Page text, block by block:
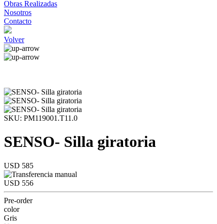
Obras Realizadas
Nosotros
Contacto
Volver
SKU: PM119001.T11.0
SENSO- Silla giratoria
USD 585
USD 556
Pre-order
color
Gris